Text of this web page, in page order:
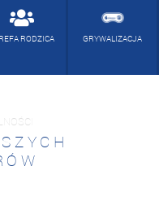
RODZICA GRYWALIZACJA